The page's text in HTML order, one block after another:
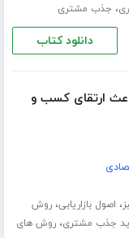
، جذب مشتری
دانلود کتاب
ارتقای کسب و‌
، اصول بازاریابی،روش
جذب مشتری،روش های